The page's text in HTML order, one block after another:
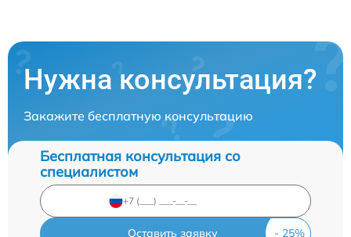
Нужна консультация?
Закажите бесплатную консультацию
Бесплатная консультация со
специалистом
Оставить заявку